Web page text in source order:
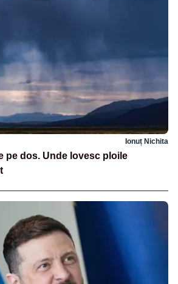
Ionuț Nichita
pe dos. Unde lovesc ploile